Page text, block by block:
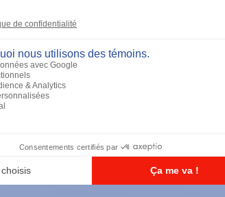
général
Programming Cable